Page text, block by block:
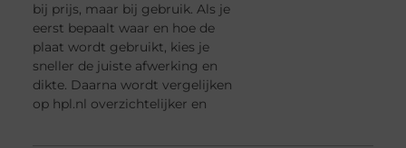
bij prijs, maar bij gebruik. Als je
eerst bepaalt waar en hoe de
plaat wordt gebruikt, kies je
sneller de juiste afwerking en
dikte. Daarna wordt vergelijken
op hpl.nl overzichtelijker en